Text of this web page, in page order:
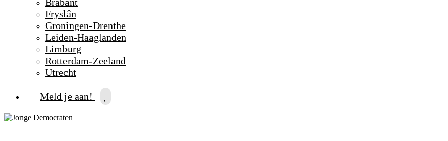
Fryslân
Groningen-Drenthe
Leiden-Haaglanden
Limburg
Rotterdam-Zeeland
Utrecht
Meld je aan!